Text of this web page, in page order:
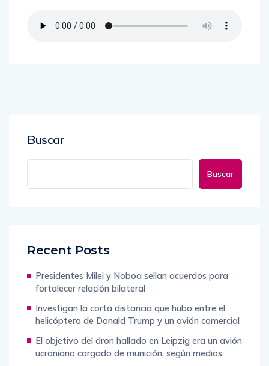
Buscar
Buscar
Recent Posts
Presidentes Milei y Noboa sellan acuerdos para
fortalecer relación bilateral
Investigan la corta distancia que hubo entre el
helicóptero de Donald Trump y un avión comercial
El objetivo del dron hallado en Leipzig era un avión
ucraniano cargado de munición, según medios